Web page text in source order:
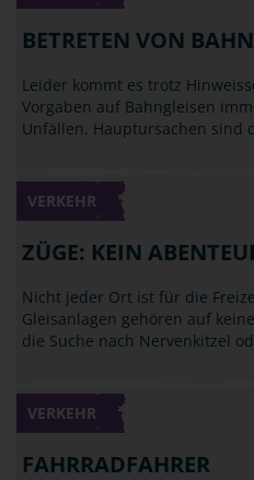
BETRETEN VON
Leider kommt es trotz
Vorgaben auf Bahngleisen
Unfällen. Hauptursachen sind
VERKEHR
ZÜGE: KEIN
Nicht jeder Ort ist für die
Gleisanlagen gehören auf
die Suche nach Nervenkitzel
VERKEHR
FAHRRADFAHRER